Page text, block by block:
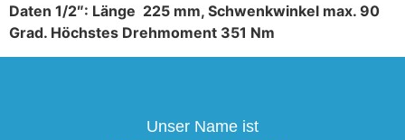
Daten 1/2″: Länge 225 mm, Schwenkwinkel max. 90
Grad. Höchstes Drehmoment 351 Nm
Unser Name ist